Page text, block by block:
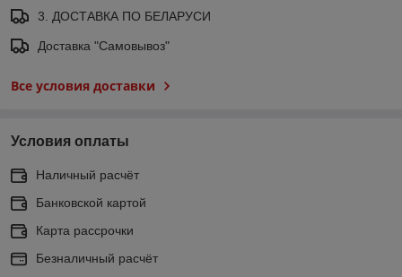
3. ДОСТАВКА ПО БЕЛАРУСИ
Доставка "Самовывоз"
Все условия доставки
Условия оплаты
Наличный расчёт
Банковской картой
Карта рассрочки
Безналичный расчёт